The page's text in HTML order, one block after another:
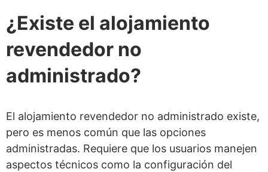
¿Existe el alojamiento
revendedor no
administrado?
El alojamiento revendedor no administrado existe,
pero es menos común que las opciones
administradas. Requiere que los usuarios manejen
aspectos técnicos como la configuración del